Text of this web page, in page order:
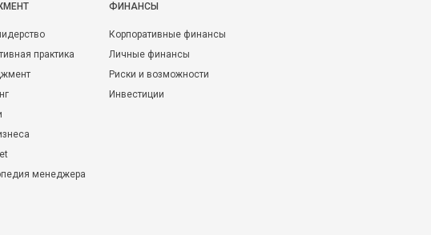
практика
менеджера
ФИНАНСЫ
Корпоративные финансы
Личные финансы
Риски и возможности
Инвестиции